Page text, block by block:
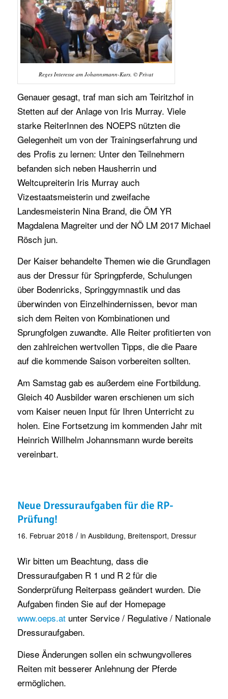
Reges Interesse am Johannsmann-Kurs. © Privat
Genauer gesagt, traf man sich am Teiritzhof in
Stetten auf der Anlage von Iris Murray. Viele
starke ReiterInnen des NOEPS nützten die
Gelegenheit um von der Trainingserfahrung und
des Profis zu lernen: Unter den Teilnehmern
befanden sich neben Hausherrin und
Weltcupreiterin Iris Murray auch
Vizestaatsmeisterin und zweifache
Landesmeisterin Nina Brand, die ÖM YR
Magdalena Magreiter und der NÖ LM 2017 Michael
Rösch jun.
Der Kaiser behandelte Themen wie die Grundlagen
aus der Dressur für Springpferde, Schulungen
über Bodenricks, Springgymnastik und das
überwinden von Einzelhindernissen, bevor man
sich dem Reiten von Kombinationen und
Sprungfolgen zuwandte. Alle Reiter profitierten von
den zahlreichen wertvollen Tipps, die die Paare
auf die kommende Saison vorbereiten sollten.
Am Samstag gab es außerdem eine Fortbildung.
Gleich 40 Ausbilder waren erschienen um sich
vom Kaiser neuen Input für Ihren Unterricht zu
holen. Eine Fortsetzung im kommenden Jahr mit
Heinrich Willhelm Johannsmann wurde bereits
vereinbart.
Neue Dressuraufgaben für die RP-
Prüfung!
16. Februar 2018 / in Ausbildung, Breitensport, Dressur
Wir bitten um Beachtung, dass die
Dressuraufgaben R 1 und R 2 für die
Sonderprüfung Reiterpass geändert wurden. Die
Aufgaben finden Sie auf der Homepage
www.oeps.atunter Service / Regulative / Nationale
Dressuraufgaben.
Diese Änderungen sollen ein schwungvolleres
Reiten mit besserer Anlehnung der Pferde
ermöglichen.